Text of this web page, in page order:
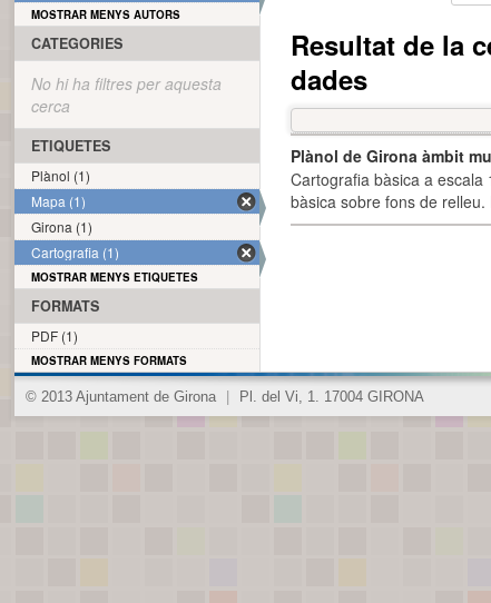
Resultat de la
dades
Plànol de Girona àmbit
Cartografia bàsica a escala
bàsica sobre fons de
MOSTRAR MENYS AUTORS
CATEGORIES
No hi ha filtres per aquesta
cerca
ETIQUETES
Plànol (1)
Mapa (1)
Girona (1)
Cartografia (1)
MOSTRAR MENYS ETIQUETES
FORMATS
PDF (1)
MOSTRAR MENYS FORMATS
© 2013 Ajuntament de Girona Pl. del Vi, 1. 17004 GIRONA